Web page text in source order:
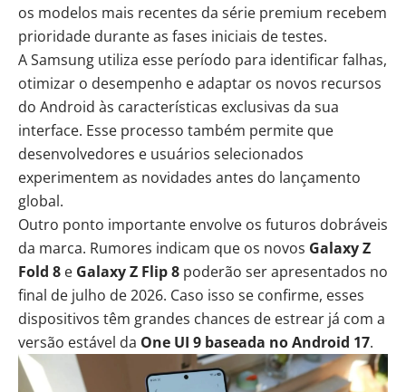
os modelos mais recentes da série premium recebem
prioridade durante as fases iniciais de testes.
A Samsung utiliza esse período para identificar falhas,
otimizar o desempenho e adaptar os novos recursos
do Android às características exclusivas da sua
interface. Esse processo também permite que
desenvolvedores e usuários selecionados
experimentem as novidades antes do lançamento
global.
Outro ponto importante envolve os futuros dobráveis
da marca. Rumores indicam que os novos Galaxy Z
Fold 8 e Galaxy Z Flip 8 poderão ser apresentados no
final de julho de 2026. Caso isso se confirme, esses
dispositivos têm grandes chances de estrear já com a
versão estável da One UI 9 baseada no Android 17.